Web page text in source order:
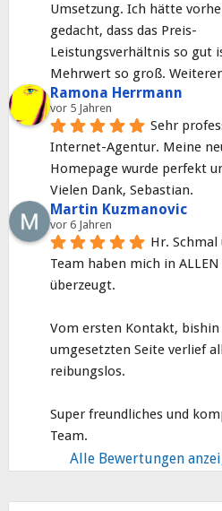
Umsetzung. Ich hätte
gedacht, dass das Preis-
Leistungsverhältnis so gut
Mehrwert so groß.
Ramona Herrmann
vor 5 Jahren
Sehr
Internet-Agentur. Meine
Homepage wurde perfekt
Vielen Dank, Sebastian.
Martin Kuzmanovic
vor 6 Jahren
Hr. Schmal
Team haben mich in
überzeugt.
Vom ersten Kontakt,
umgesetzten Seite verlief
reibungslos.
Super freundliches und
Team.
Alle Bewertungen